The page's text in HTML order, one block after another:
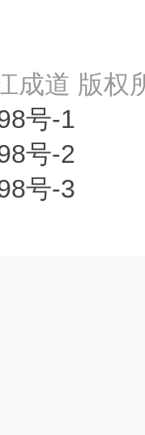
成道 版权
号-1
号-2
号-3